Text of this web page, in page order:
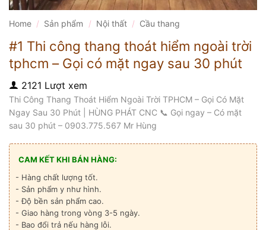
Home / Sản phẩm / Nội thất / Cầu thang
#1 Thi công thang thoát hiểm ngoài trời
tphcm – Gọi có mặt ngay sau 30 phút
2121 Lượt xem
Thi Công Thang Thoát Hiểm Ngoài Trời TPHCM – Gọi Có Mặt
Ngay Sau 30 Phút | HÙNG PHÁT CNC 📞 Gọi ngay – Có mặt
sau 30 phút – 0903.775.567 Mr Hùng
CAM KẾT KHI BÁN HÀNG:
- Hàng chất lượng tốt.
- Sản phẩm y như hình.
- Độ bền sản phẩm cao.
- Giao hàng trong vòng 3-5 ngày.
- Bao đổi trả nếu hàng lỗi.